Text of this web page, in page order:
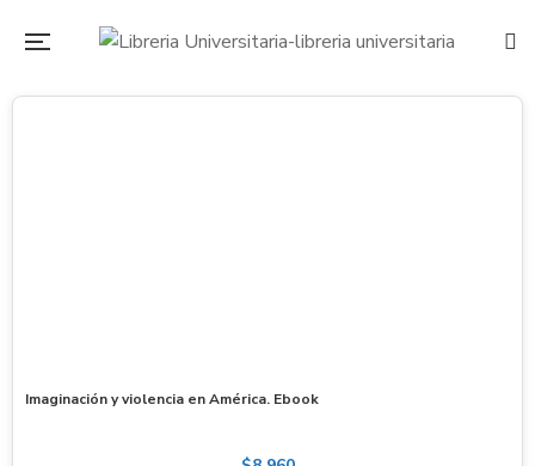
Imaginación y violencia en América. Ebook